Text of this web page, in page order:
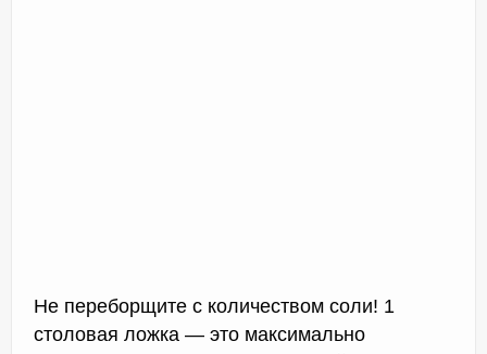
Не переборщите с количеством соли! 1
столовая ложка — это максимально